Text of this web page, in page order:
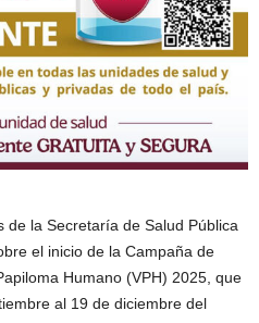
de la Secretaría de Salud Pública
el inicio de la Campaña de
Humano (VPH) 2025, que
al 19 de diciembre del